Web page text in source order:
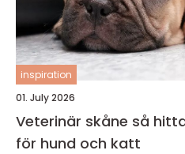
inspiration
01. July 2026
Veterinär skåne så hittar djurägare rätt vård
för hund och katt